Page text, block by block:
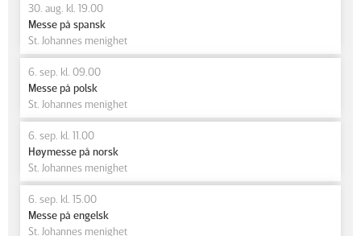
30. aug. kl. 19.00
Messe på spansk
St. Johannes menighet
6. sep. kl. 09.00
Messe på polsk
St. Johannes menighet
6. sep. kl. 11.00
Høymesse på norsk
St. Johannes menighet
6. sep. kl. 15.00
Messe på engelsk
St. Johannes menighet